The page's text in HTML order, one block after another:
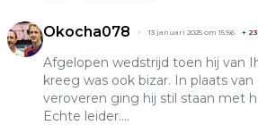
Okocha078 13 januari 2025 om 15:56 +
Afgelopen wedstrijd toen hij van
kreeg was ook bizar. In plaats
veroveren ging hij stil staan met
Echte leider....